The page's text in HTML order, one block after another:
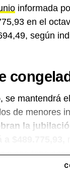
informada
en el
según
se mantendrá
de menores
la
a ese tope
refuerzo no se